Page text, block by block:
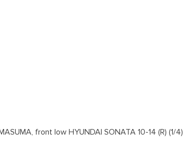
front low HYUNDAI SONATA 10-14 (R) (1/4)